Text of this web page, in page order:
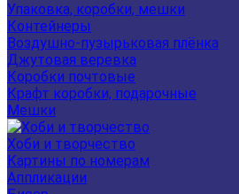
Упаковка, коробки, мешки
Контейнеры
Воздушно-пузырьковая плёнка
Джутовая веревка
Коробки почтовые
Крафт коробки, подарочные
Мешки
Хоби и творчество
Картины по номерам
Аппликации